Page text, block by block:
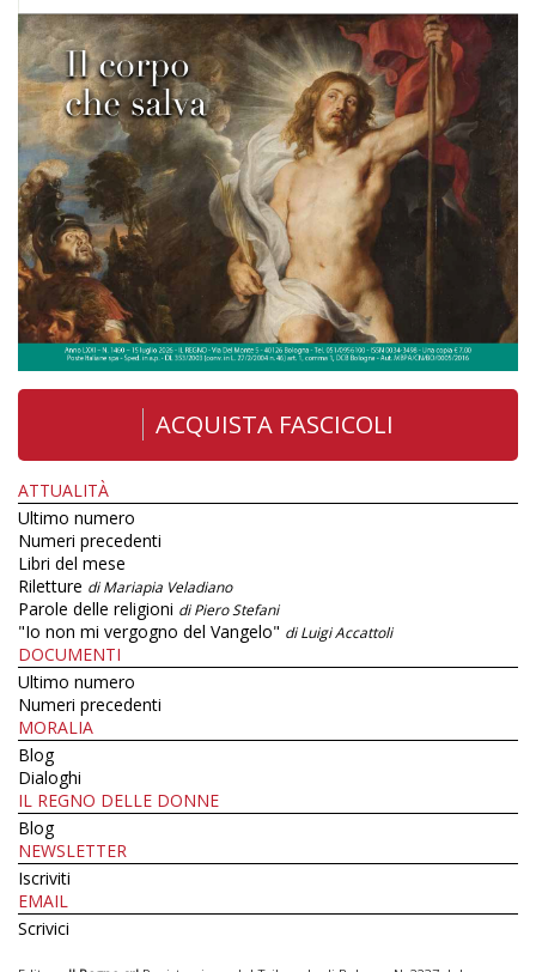
ACQUISTA FASCICOLI
ATTUALITÀ
Ultimo numero
Numeri precedenti
Libri del mese
Riletture di Mariapia Veladiano
Parole delle religioni di Piero Stefani
"Io non mi vergogno del Vangelo" di Luigi Accattoli
DOCUMENTI
Ultimo numero
Numeri precedenti
MORALIA
Blog
Dialoghi
IL REGNO DELLE DONNE
Blog
NEWSLETTER
Iscriviti
EMAIL
Scrivici